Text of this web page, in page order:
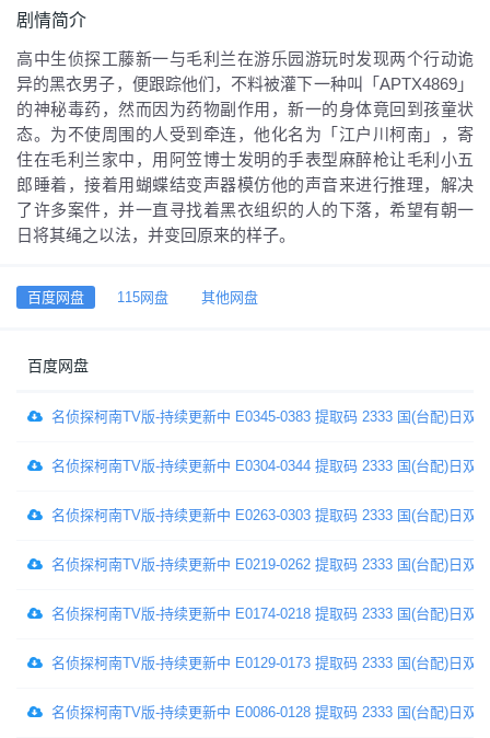
剧情简介
高中生侦探工藤新一与毛利兰在游乐园游玩时发现两个行动诡
异的黑衣男子，便跟踪他们，不料被灌下一种叫「APTX4869」
的神秘毒药，然而因为药物副作用，新一的身体竟回到孩童状
态。为不使周围的人受到牵连，他化名为「江户川柯南」，寄
住在毛利兰家中，用阿笠博士发明的手表型麻醉枪让毛利小五
郎睡着，接着用蝴蝶结变声器模仿他的声音来进行推理，解决
了许多案件，并一直寻找着黑衣组织的人的下落，希望有朝一
日将其绳之以法，并变回原来的样子。
百度网盘 115网盘 其他网盘
百度网盘
名侦探柯南TV版-持续更新中 E0345-0383 提取码 2333 国(台配)日双语
名侦探柯南TV版-持续更新中 E0304-0344 提取码 2333 国(台配)日双语
名侦探柯南TV版-持续更新中 E0263-0303 提取码 2333 国(台配)日双语
名侦探柯南TV版-持续更新中 E0219-0262 提取码 2333 国(台配)日双语
名侦探柯南TV版-持续更新中 E0174-0218 提取码 2333 国(台配)日双语
名侦探柯南TV版-持续更新中 E0129-0173 提取码 2333 国(台配)日双语
名侦探柯南TV版-持续更新中 E0086-0128 提取码 2333 国(台配)日双语